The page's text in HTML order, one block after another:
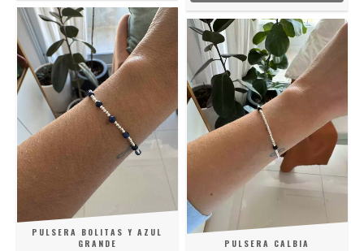
PULSERA BOLITAS Y AZUL
GRANDE
PULSERA CALBIA